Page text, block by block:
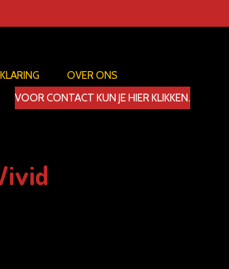
OVER ONS
VOOR CONTACT KUN JE HIER KLIKKEN.